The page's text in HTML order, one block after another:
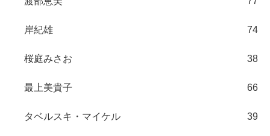
岸紀雄 74
桜庭みさお 38
最上美貴子 66
タベルスキ・マイケル 39